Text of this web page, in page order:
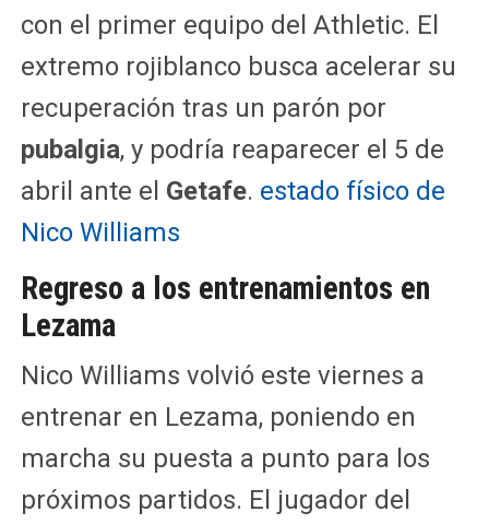
con el primer equipo del Athletic. El
extremo rojiblanco busca acelerar su
recuperación tras un parón por
pubalgia, y podría reaparecer el 5 de
abril ante el Getafe. estado físico de
Nico Williams
Regreso a los entrenamientos en
Lezama
Nico Williams volvió este viernes a
entrenar en Lezama, poniendo en
marcha su puesta a punto para los
próximos partidos. El jugador del